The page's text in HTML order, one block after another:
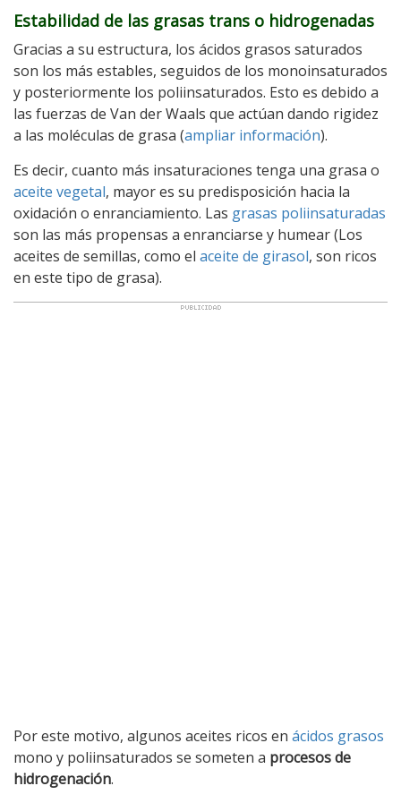
Estabilidad de las grasas trans o hidrogenadas
Gracias a su estructura, los ácidos grasos saturados
son los más estables, seguidos de los monoinsaturados
y posteriormente los poliinsaturados. Esto es debido a
las fuerzas de Van der Waals que actúan dando rigidez
a las moléculas de grasa (ampliar información).
Es decir, cuanto más insaturaciones tenga una grasa o
aceite vegetal, mayor es su predisposición hacia la
oxidación o enranciamiento. Las grasas poliinsaturadas
son las más propensas a enranciarse y humear (Los
aceites de semillas, como el aceite de girasol, son ricos
en este tipo de grasa).
Por este motivo, algunos aceites ricos en ácidos grasos
mono y poliinsaturados se someten a procesos de
hidrogenación.